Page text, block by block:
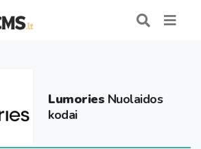
Lumories Nuolaidos
kodai